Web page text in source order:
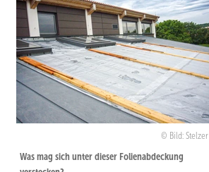
Bild: Stelzer
Was mag sich unter dieser Folienabdeckung